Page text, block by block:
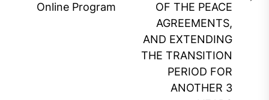
Online Program
OF THE PEACE
AGREEMENTS,
AND EXTENDING
THE TRANSITION
PERIOD FOR
ANOTHER 3